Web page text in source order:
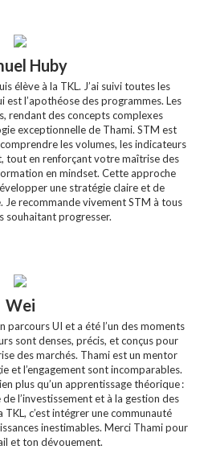
Huby
élève à la TKL. J’ai suivi toutes les
l’apothéose des programmes. Les
rendant des concepts complexes
exceptionnelle de Thami. STM est
les volumes, les indicateurs
tout en renforçant votre maîtrise des
en mindset. Cette approche
une stratégie claire et de
Je recommande vivement STM à tous
souhaitant progresser.
Wei
parcours UI et a été l’un des moments
sont denses, précis, et conçus pour
des marchés. Thami est un mentor
et l’engagement sont incomparables.
plus qu’un apprentissage théorique :
l’investissement et à la gestion des
c’est intégrer une communauté
inestimables. Merci Thami pour
et ton dévouement.